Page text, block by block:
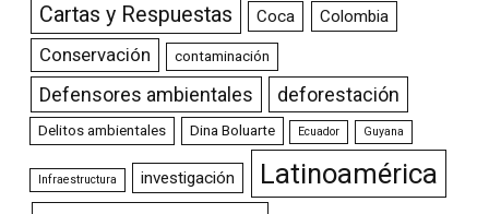
Cartas y Respuestas Coca Colombia
Conservación contaminación
Defensores ambientales deforestación
Delitos ambientales Dina Boluarte Ecuador Guyana
Infraestructura investigación Latinoamérica